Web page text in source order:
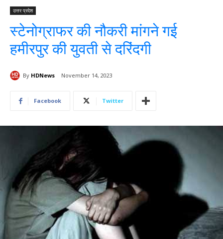
उत्तर प्रदेश
स्टेनोग्राफर की नौकरी मांगने गई
हमीरपुर की युवती से दरिंदगी
By HDNews November 14, 2023
Facebook Twitter